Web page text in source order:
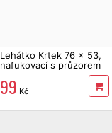
Lehátko Krtek 76 x 53,
nafukovací s průzorem
99 Kč